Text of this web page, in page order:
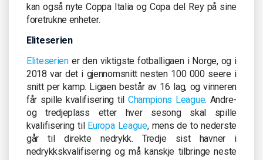
kan også nyte Coppa Italia og Copa del Rey på sine
foretrukne enheter.
Eliteserien
Eliteseriener den viktigste fotballigaen i Norge, og i
2018 var det i gjennomsnitt nesten 100 000 seere i
snitt per kamp. Ligaen består av 16 lag, og vinneren
får spille kvalifisering til Champions League. Andre-
og tredjeplass etter hver sesong skal spille
kvalifisering til Europa League, mens de to nederste
går til direkte nedrykk. Tredje sist havner i
nedrykkskvalifisering og må kanskje tilbringe neste